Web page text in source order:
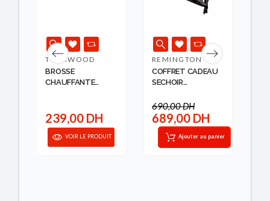
TECHWOOD
BROSSE
CHAUFFANTE
239,00 DH
VOIR LE PRODUIT
REMINGTON
COFFRET CADEAU
SECHOIR
690,00 DH
689,00 DH
Ajouter au panier